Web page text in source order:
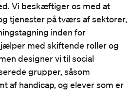
Vi beskæftiger os med at
tjenester på tværs af sektorer,
inden for
med skiftende roller og
designer vi til social
grupper, såsom
af handicap, og elever som er